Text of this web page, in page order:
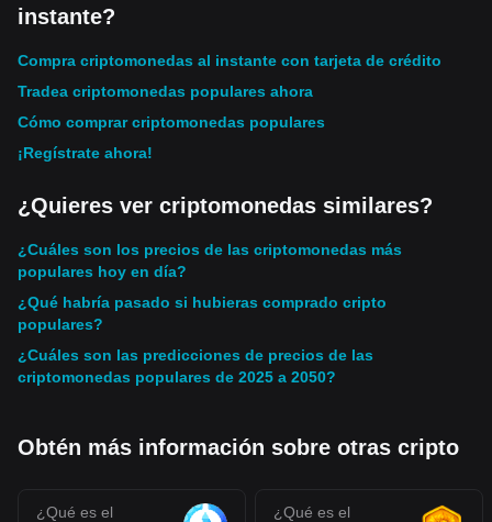
instante?
Compra criptomonedas al instante con tarjeta de crédito
Tradea criptomonedas populares ahora
Cómo comprar criptomonedas populares
¡Regístrate ahora!
¿Quieres ver criptomonedas similares?
¿Cuáles son los precios de las criptomonedas más
populares hoy en día?
¿Qué habría pasado si hubieras comprado cripto
populares?
¿Cuáles son las predicciones de precios de las
criptomonedas populares de 2025 a 2050?
Obtén más información sobre otras cripto
¿Qué es el ¿Qué es el